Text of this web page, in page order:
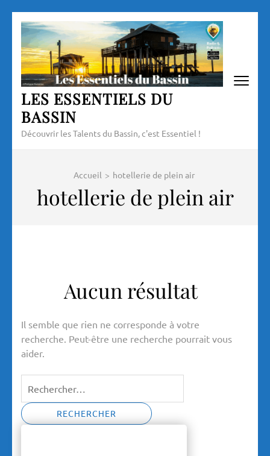
Aller
contenu
(Pressez
Entrée)
LES ESSENTIELS DU
BASSIN
Découvrir les Talents du Bassin, c'est Essentiel !
Accueil > hotellerie de plein air
hotellerie de plein air
Aucun résultat
Il semble que rien ne corresponde à votre
recherche. Peut-être une recherche pourrait vous
aider.